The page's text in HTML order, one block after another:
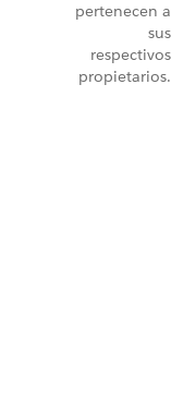
pertenecen a
sus
respectivos
propietarios.